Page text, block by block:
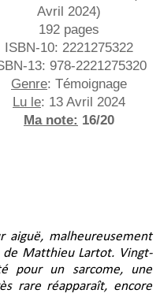
Avril 2024)
192 pages
ISBN-10: 2221275322
13: 978-2221275320
Genre: Témoignage
Lu le: 13 Avril 2024
Ma note: 16/20
aiguë, malheureusement
Matthieu Lartot. Vingt-
pour un sarcome, une
rare réapparaît, encore